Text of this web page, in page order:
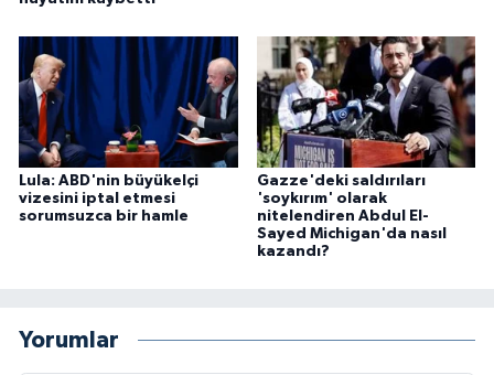
Lula: ABD'nin büyükelçi
vizesini iptal etmesi
sorumsuzca bir hamle
Gazze'deki saldırıları
'soykırım' olarak
nitelendiren Abdul El-
Sayed Michigan'da nasıl
kazandı?
Yorumlar